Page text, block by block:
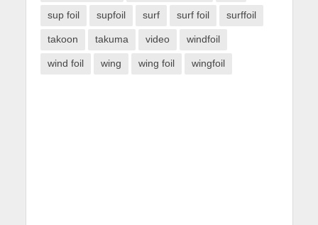
sup foil supfoil surf surf foil surffoil
takoon takuma video windfoil
wind foil wing wing foil wingfoil